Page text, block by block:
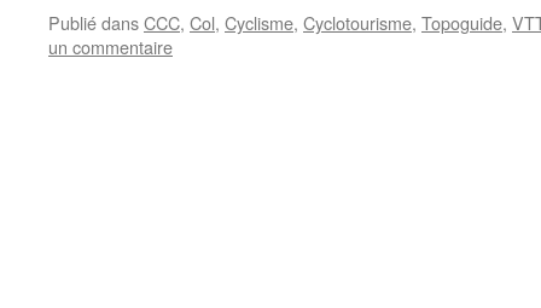
Publié dansCCC, Col, Cyclisme, Cyclotourisme, Topoguide,
un commentaire